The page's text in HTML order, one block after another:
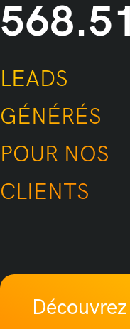
LEADS
POUR NOS
CLIENTS